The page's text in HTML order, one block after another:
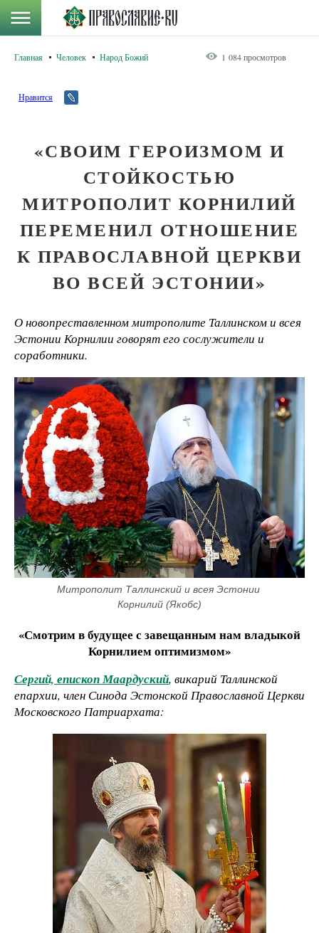
Главная Человек Народ Божий 1 084 просмотров
Нравится
«СВОИМ ГЕРОИЗМОМ И
СТОЙКОСТЬЮ
МИТРОПОЛИТ КОРНИЛИЙ
ПЕРЕМЕНИЛ ОТНОШЕНИЕ
К ПРАВОСЛАВНОЙ ЦЕРКВИ
ВО ВСЕЙ ЭСТОНИИ»
О новопреставленном митрополите Таллинском и всея
Эстонии Корнилии говорят его сослужители и
соработники.
Митрополит Таллинский и всея Эстонии
Корнилий (Якобс)
«Смотрим в будущее с завещанным нам владыкой
Корнилием оптимизмом»
Сергий, епископ Маардуский, викарий Таллинской
епархии, член Синода Эстонской Православной Церкви
Московского Патриархата: